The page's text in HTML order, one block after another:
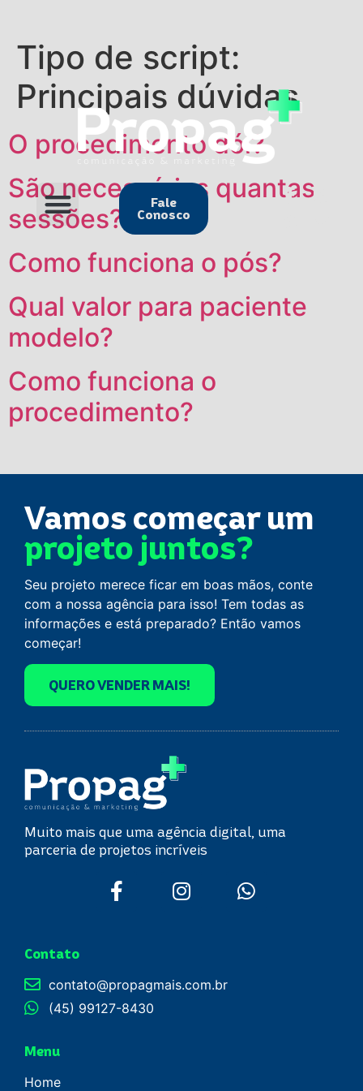
Fale
Conosco
Tipo de script:
Principais dúvidas
O procedimento dói?
São necessárias quantas
sessões?
Como funciona o pós?
Qual valor para paciente
modelo?
Como funciona o
procedimento?
Vamos começar um
projeto juntos?
Seu projeto merece ficar em boas mãos, conte
com a nossa agência para isso! Tem todas as
informações e está preparado? Então vamos
começar!
QUERO VENDER MAIS!
Muito mais que uma agência digital, uma
parceria de projetos incríveis
Contato
contato@propagmais.com.br
(45) 99127-8430
Menu
Home